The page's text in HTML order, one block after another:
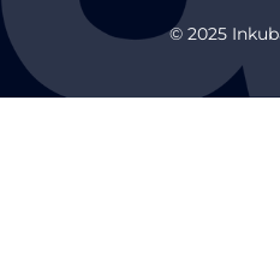
© 2025